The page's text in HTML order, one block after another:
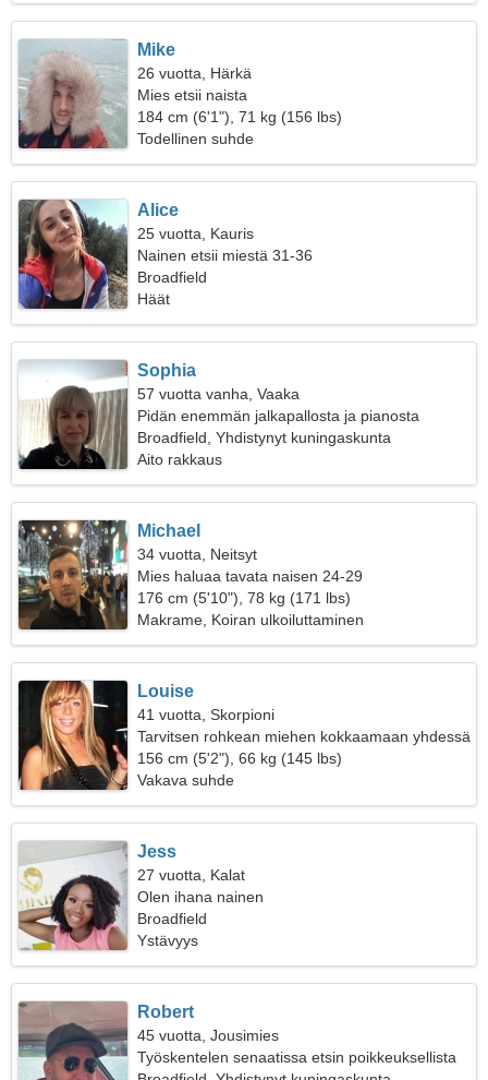
Mike
26 vuotta, Härkä
Mies etsii naista
184 cm (6'1"), 71 kg (156 lbs)
Todellinen suhde
Alice
25 vuotta, Kauris
Nainen etsii miestä 31-36
Broadfield
Häät
Sophia
57 vuotta vanha, Vaaka
Pidän enemmän jalkapallosta ja pianosta
Broadfield, Yhdistynyt kuningaskunta
Aito rakkaus
Michael
34 vuotta, Neitsyt
Mies haluaa tavata naisen 24-29
176 cm (5'10"), 78 kg (171 lbs)
Makrame, Koiran ulkoiluttaminen
Louise
41 vuotta, Skorpioni
Tarvitsen rohkean miehen kokkaamaan yhdessä
156 cm (5'2"), 66 kg (145 lbs)
Vakava suhde
Jess
27 vuotta, Kalat
Olen ihana nainen
Broadfield
Ystävyys
Robert
45 vuotta, Jousimies
Työskentelen senaatissa etsin poikkeuksellista